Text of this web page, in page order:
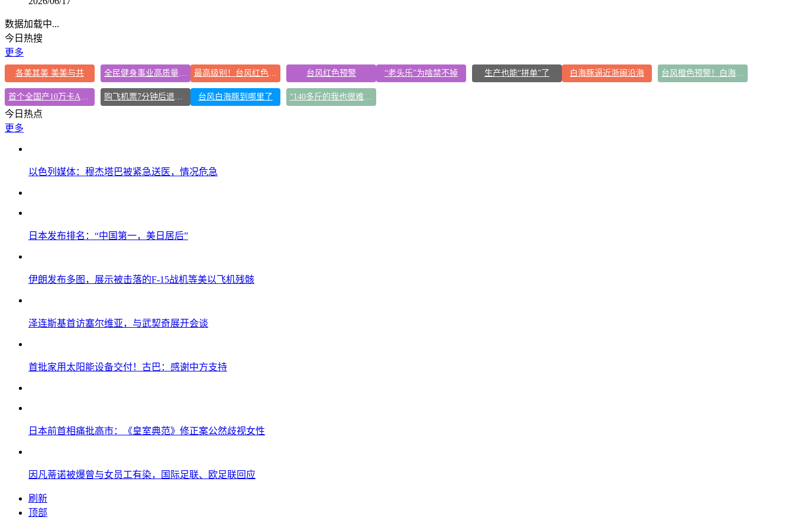
数据加载中...
今日热搜
更多
各美其美 美美与共 台风红色预警 “老头乐”为啥禁不掉 生产也能“拼单”了 白海豚逼近浙闽沿海
台风白海豚到哪里了
今日热点
更多
以色列媒体：穆杰塔巴被紧急送医，情况危急
日本发布排名：“中国第一，美日居后”
伊朗发布多图，展示被击落的F-15战机等美以飞机残骸
泽连斯基首访塞尔维亚，与武契奇展开会谈
首批家用太阳能设备交付！古巴：感谢中方支持
日本前首相痛批高市：《皇室典范》修正案公然歧视女性
因凡蒂诺被爆曾与女员工有染，国际足联、欧足联回应
刷新
顶部